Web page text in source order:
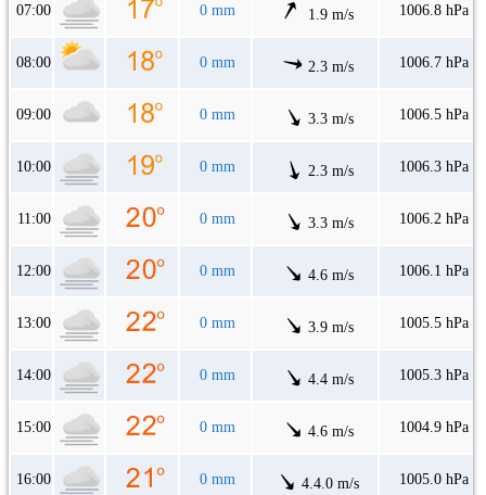
07:00 0 mm 1.9 m/s 1006.8 hPa
08:00 0 mm 2.3 m/s 1006.7 hPa
09:00 0 mm 3.3 m/s 1006.5 hPa
10:00 0 mm 2.3 m/s 1006.3 hPa
11:00 0 mm 3.3 m/s 1006.2 hPa
12:00 0 mm 4.6 m/s 1006.1 hPa
13:00 0 mm 3.9 m/s 1005.5 hPa
14:00 0 mm 4.4 m/s 1005.3 hPa
15:00 0 mm 4.6 m/s 1004.9 hPa
16:00 0 mm 4.4.0 m/s 1005.0 hPa